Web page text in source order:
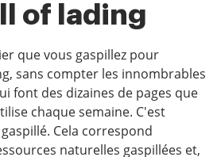
of lading
que vous gaspillez pour
sans compter les innombrables
font des dizaines de pages que
chaque semaine. C'est
Cela correspond
naturelles gaspillées et,